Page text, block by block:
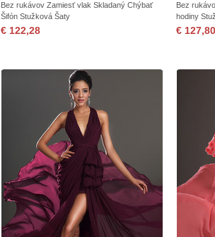
Bez rukávov Zamiesť vlak Skladaný Chýbať
Šifón Stužková Šaty
€ 122,28
Bez
hodiny
€ 127,80